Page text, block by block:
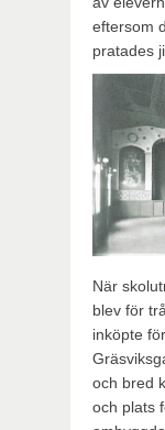
eftersom
pratades
När
blev för
inköpte
och bred
och plats